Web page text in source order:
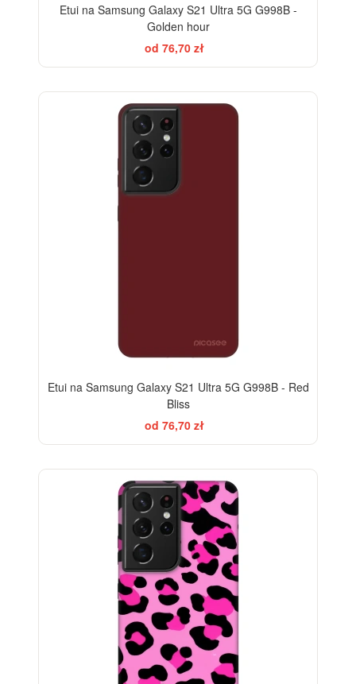
Etui na Samsung Galaxy S21 Ultra 5G G998B -
Golden hour
od 76,70 zł
Etui na Samsung Galaxy S21 Ultra 5G G998B - Red
Bliss
od 76,70 zł